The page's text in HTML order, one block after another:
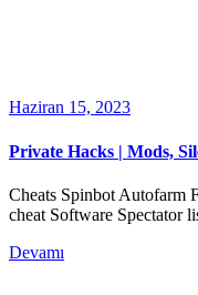
Haziran 15, 2023
Private Hacks | Mods,
Cheats Spinbot Autofarm
cheat Software Spectator
Devamı